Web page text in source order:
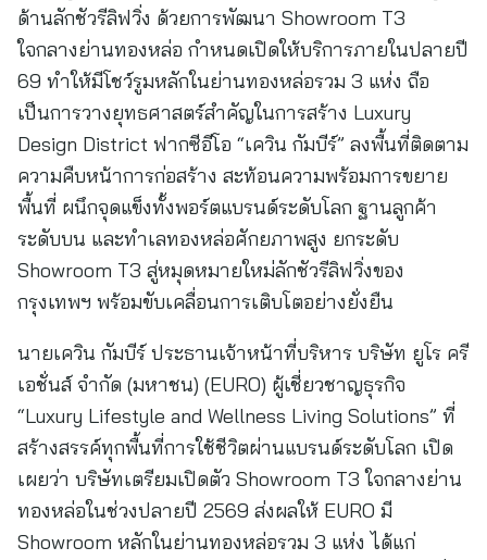
ด้านลักชัวรีลิฟวิ่ง ด้วยการพัฒนา Showroom T3
ใจกลางย่านทองหล่อ กำหนดเปิดให้บริการภายในปลายปี
69 ทำให้มีโชว์รูมหลักในย่านทองหล่อรวม 3 แห่ง ถือ
เป็นการวางยุทธศาสตร์สำคัญในการสร้าง Luxury
Design District ฟากซีอีโอ “เควิน กัมบีร์” ลงพื้นที่ติดตาม
ความคืบหน้าการก่อสร้าง สะท้อนความพร้อมการขยาย
พื้นที่ ผนึกจุดแข็งทั้งพอร์ตแบรนด์ระดับโลก ฐานลูกค้า
ระดับบน และทำเลทองหล่อศักยภาพสูง ยกระดับ
Showroom T3 สู่หมุดหมายใหม่ลักชัวรีลิฟวิ่งของ
กรุงเทพฯ พร้อมขับเคลื่อนการเติบโตอย่างยั่งยืน
นายเควิน กัมบีร์ ประธานเจ้าหน้าที่บริหาร บริษัท ยูโร ครี
เอชั่นส์ จำกัด (มหาชน) (EURO) ผู้เชี่ยวชาญธุรกิจ
“Luxury Lifestyle and Wellness Living Solutions” ที่
สร้างสรรค์ทุกพื้นที่การใช้ชีวิตผ่านแบรนด์ระดับโลก เปิด
เผยว่า บริษัทเตรียมเปิดตัว Showroom T3 ใจกลางย่าน
ทองหล่อในช่วงปลายปี 2569 ส่งผลให้ EURO มี
Showroom หลักในย่านทองหล่อรวม 3 แห่ง ได้แก่